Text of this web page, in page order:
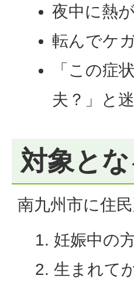
夜中に熱
転んでケ
「この症
夫？」と
対象と
南九州市に住
妊娠中の
生まれて